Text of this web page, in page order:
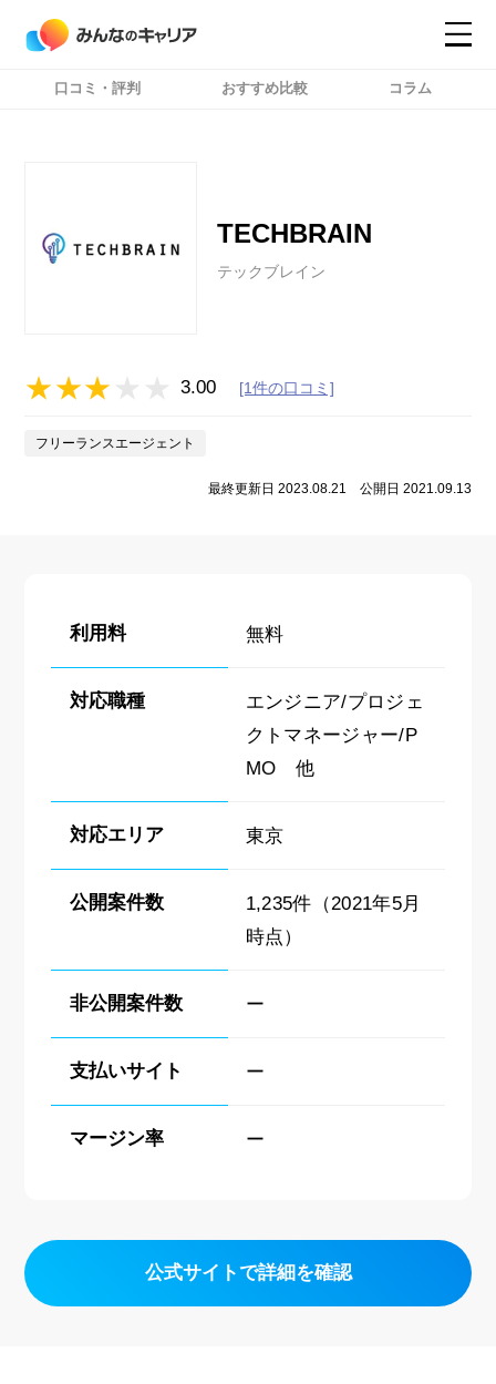
口コミ・評判 おすすめ比較 コラム
TECHBRAIN
テックブレイン
3.00 [1件の口コミ]
フリーランスエージェント
最終更新日 2023.08.21 公開日 2021.09.13
利用料 無料
対応職種
エンジニア/プロジェ
クトマネージャー/P
MO 他
対応エリア 東京
公開案件数
1,235件（2021年5月
時点）
非公開案件数 ー
支払いサイト ー
マージン率 ー
公式サイトで詳細を確認